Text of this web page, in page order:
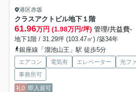
港区赤坂
クラスアクトビル地下１階
61.96万円 (1.98万円/坪) 管理/共益費-
地下1階 / 31.29坪 (103.47㎡) /築34年
銀座線「溜池山王」駅 徒歩5分
エアコン 電気有 エレベーター 光フ
事務所可
礼0 即入居可